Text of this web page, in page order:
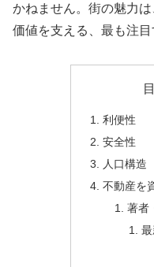
かねません。街の魅力
価値を支える、最も注目
利便性
安全性
人口構造
不動産を
著者